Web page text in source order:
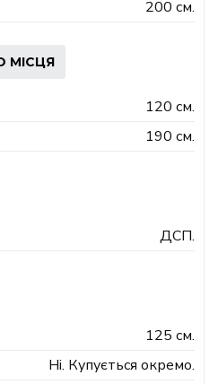
200 см.
МІСЦЯ
120 см.
190 см.
ДСП.
125 см.
Ні. Купується окремо.